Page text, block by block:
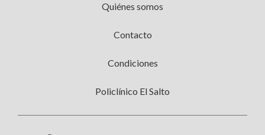
Quiénes somos
Contacto
Condiciones
Policlínico El Salto